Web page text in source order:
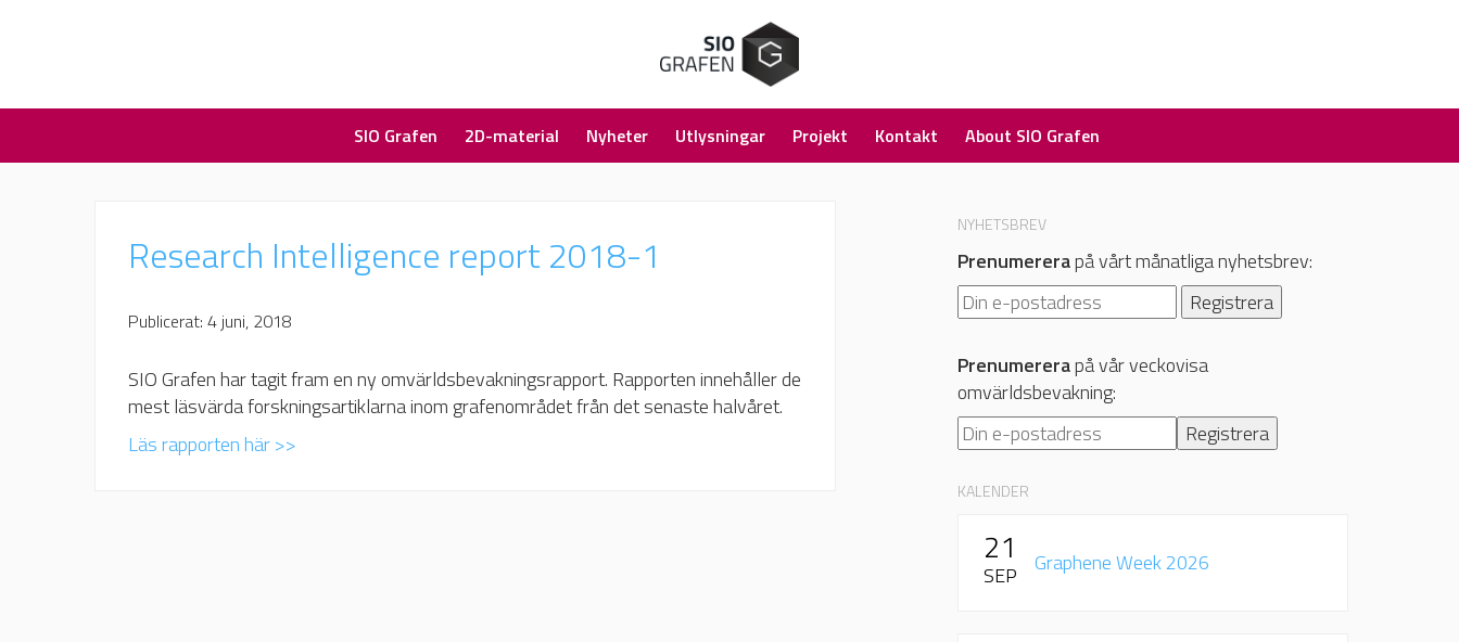
SIO Grafen 2D-material Nyheter Utlysningar Projekt Kontakt About SIO Grafen
Research Intelligence report 2018-1
Publicerat: 4 juni, 2018
SIO Grafen har tagit fram en ny omvärldsbevakningsrapport. Rapporten innehåller de
mest läsvärda forskningsartiklarna inom grafenområdet från det senaste halvåret.
Läs rapporten här >>
NYHETSBREV
Prenumererapå vårt månatliga nyhetsbrev:
Prenumererapå vår veckovisa
omvärldsbevakning:
KALENDER
21
SEP Graphene Week 2026